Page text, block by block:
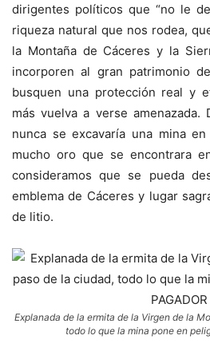
dirigentes políticos que “no le
riqueza natural que nos rodea,
la Montaña de Cáceres y la
incorporen al gran patrimonio
busquen una protección real y
más vuelva a verse amenazada.
nunca se excavaría una mina
mucho oro que se encontrara
consideramos que se pueda
emblema de Cáceres y lugar
de litio.
Explanada de la ermita de la Virgen de la
todo lo que la mina pone en